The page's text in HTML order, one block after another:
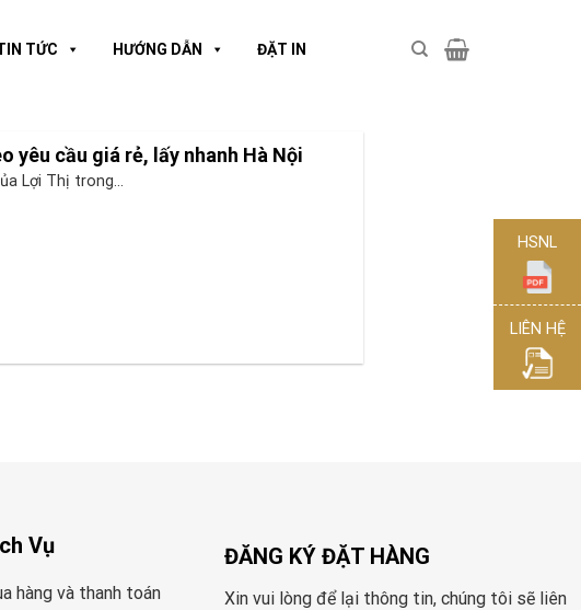
TỨC HƯỚNG DẪN ĐẶT IN
yêu cầu giá rẻ, lấy nhanh Hà Nội
Lợi Thị trong...
Vụ
hàng và thanh toán
ĐĂNG KÝ ĐẶT HÀNG
Xin vui lòng để lại thông tin, chúng tôi sẽ liên
HSNL
LIÊN HỆ